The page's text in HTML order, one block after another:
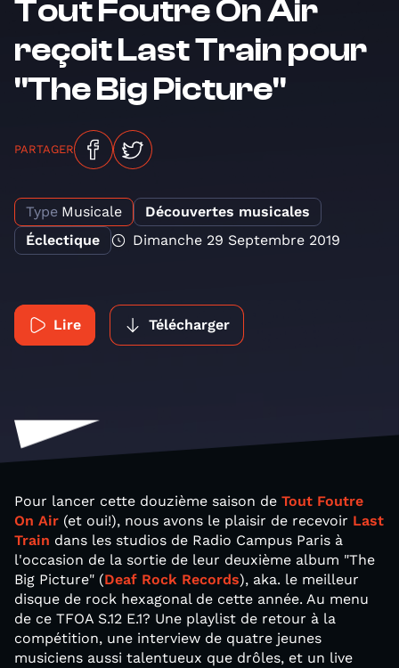
Tout Foutre On Air
reçoit Last Train pour
"The Big Picture"
PARTAGER
Type Musicale
Découvertes musicales
Éclectique
Dimanche 29 Septembre 2019
Lire Télécharger
Pour lancer cette douzième saison de Tout Foutre
On Air (et oui!), nous avons le plaisir de recevoir Last
Train dans les studios de Radio Campus Paris à
l'occasion de la sortie de leur deuxième album "The
Big Picture" (Deaf Rock Records), aka. le meilleur
disque de rock hexagonal de cette année. Au menu
de ce TFOA S.12 E.1? Une playlist de retour à la
compétition, une interview de quatre jeunes
musiciens aussi talentueux que drôles, et un live